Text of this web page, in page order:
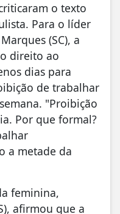
o texto
Para o líder
(SC), a
direito ao
dias para
de trabalhar
"Proibição
Por que formal?
a metade da
feminina,
afirmou que a